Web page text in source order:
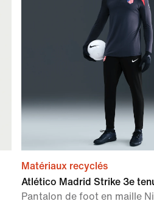
Matériaux recyclés
Atlético Madrid Strike 3e
Pantalon de foot en maille